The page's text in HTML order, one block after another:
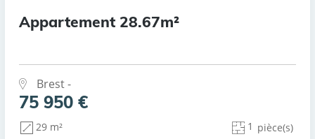
Appartement 28.67m²
Brest -
75 950 €
29 m² 1 pièce(s)